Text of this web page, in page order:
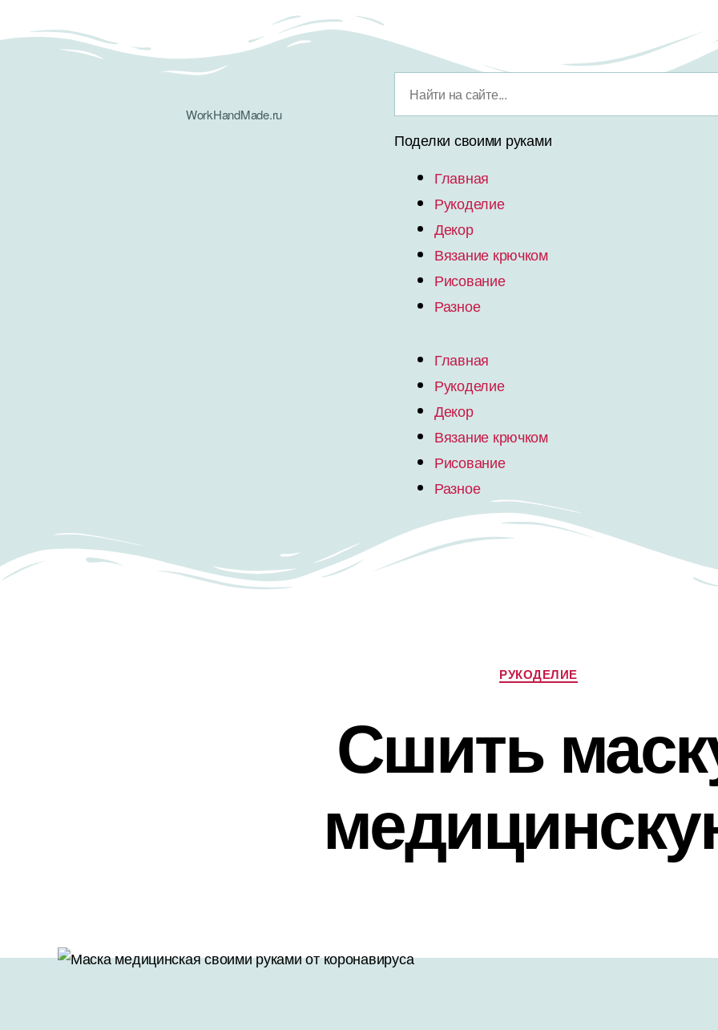
WorkHandMade.ru
Поделки своими руками
Главная
Рукоделие
Декор
Вязание крючком
Рисование
Разное
Главная
Рукоделие
Декор
Вязание крючком
Рисование
Разное
РУКОДЕЛИЕ
Сшить